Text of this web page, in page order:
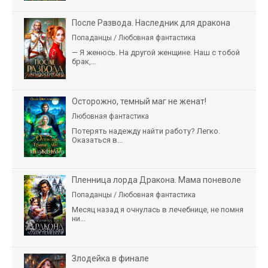
После Развода. Наследник для дракона
Попаданцы / Любовная фантастика
— Я женюсь. На другой женщине. Наш с тобой
брак,...
Осторожно, темный маг не женат!
Любовная фантастика
Потерять надежду найти работу? Легко.
Оказаться в...
Пленница лорда Дракона. Мама поневоле
Попаданцы / Любовная фантастика
Месяц назад я очнулась в лечебнице, не помня
ни...
Злодейка в финале